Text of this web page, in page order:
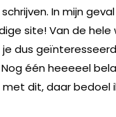
In mijn
site! Van de
dus
één heeeeel
dit, daar bedoel